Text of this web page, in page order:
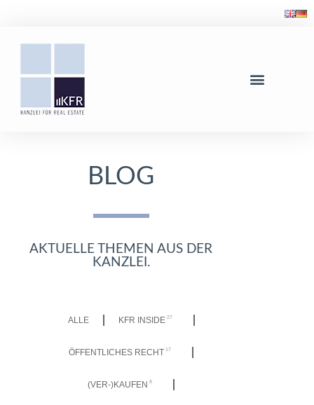
BLOG
AKTUELLE THEMEN AUS DER
KANZLEI.
ALLE KFR INSIDE 27
ÖFFENTLICHES RECHT 17
(VER-)KAUFEN 8